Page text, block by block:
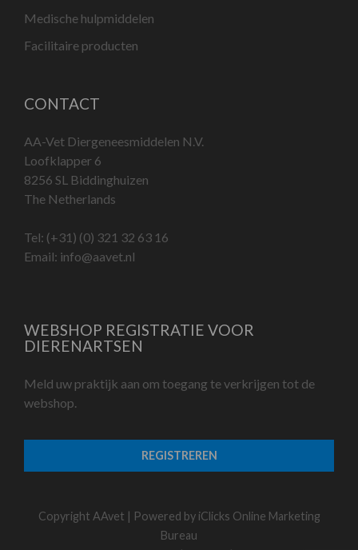
Medische hulpmiddelen
Facilitaire producten
CONTACT
AA-Vet Diergeneesmiddelen N.V.
Loofklapper 6
8256 SL Biddinghuizen
The Netherlands
Tel: (+31) (0) 321 32 63 16
Email: info@aavet.nl
WEBSHOP REGISTRATIE VOOR
DIERENARTSEN
Meld uw praktijk aan om toegang te verkrijgen tot de
webshop.
REGISTREREN
Copyright AAvet | Powered by iClicks Online Marketing
Bureau